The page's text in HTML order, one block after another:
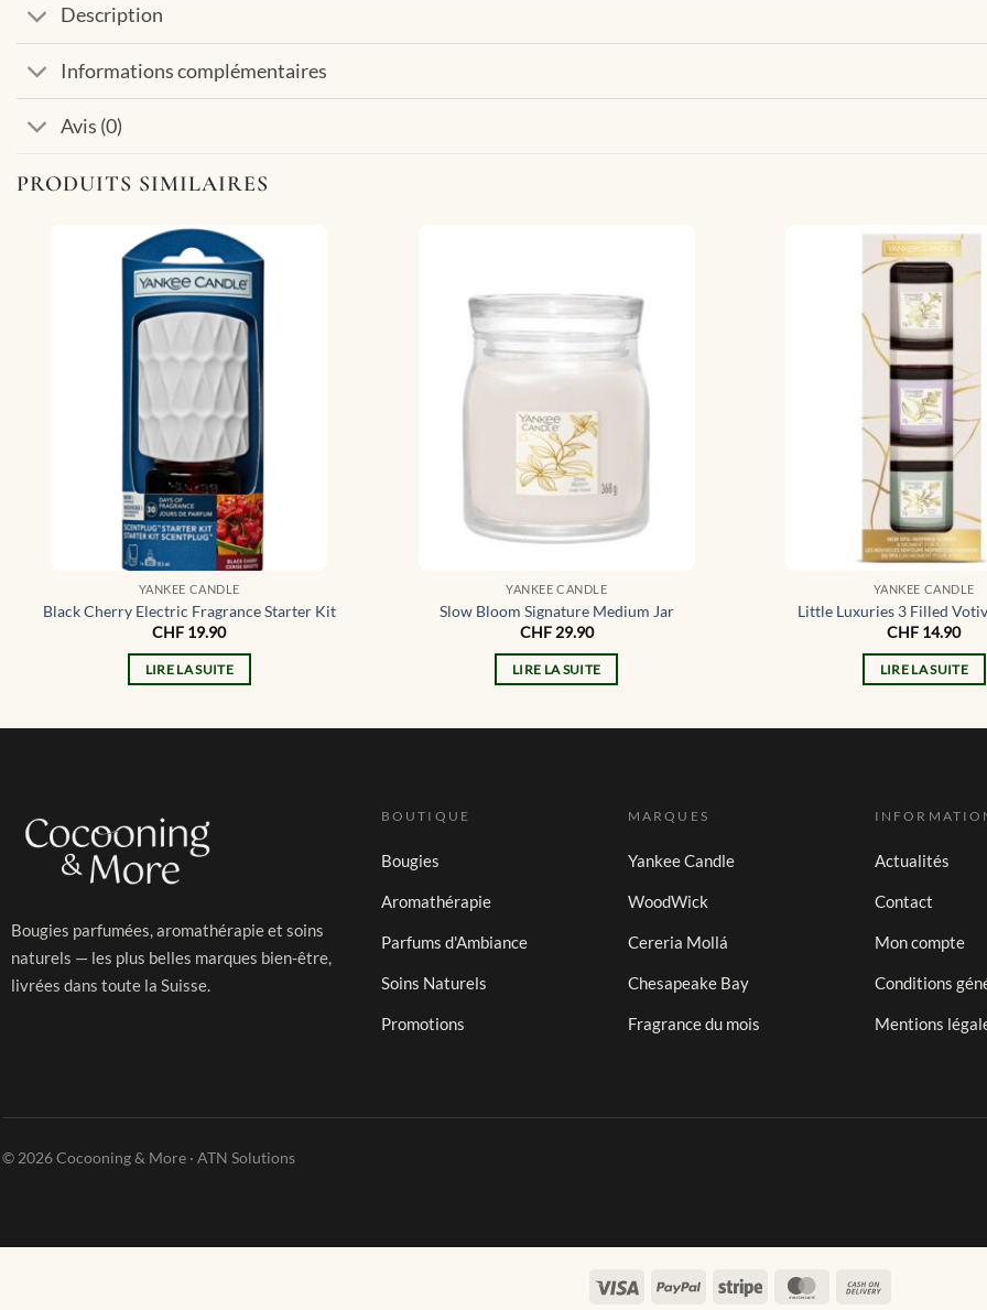
Description
Informations complémentaires
Avis (0)
PRODUITS SIMILAIRES
YANKEE CANDLE
Black Cherry Electric Fragrance Starter Kit
CHF 19.90
LIRE LA SUITE
YANKEE CANDLE
Slow Bloom Signature Medium Jar
CHF29.90
LIRE LA SUITE
YANKEE CANDLE
Little Luxuries 3 Filled
CHF 14.90
LIRE LA SUITE
Bougies parfumées, aromathérapie et soins
naturels — les plus belles marques bien-être,
livrées dans toute la Suisse.
BOUTIQUE
Bougies
Aromathérapie
Parfums d'Ambiance
Soins Naturels
Promotions
MARQUES
Yankee Candle
WoodWick
Cereria Mollá
Chesapeake Bay
Fragrance du mois
Actualités
Contact
Mon compte
Conditions
Mentions
© 2026 Cocooning & More · ATN Solutions
Visa PayPal Stripe MasterCard